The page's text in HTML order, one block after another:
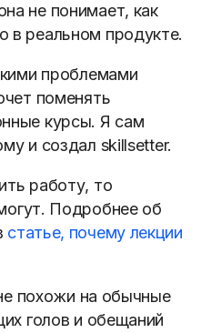
не понимает, как
в реальном продукте.
проблемами
поменять
курсы. Я сам
и создал skillsetter.
работу, то
. Подробнее об
статье, почему лекции
похожи на обычные
голов и обещаний